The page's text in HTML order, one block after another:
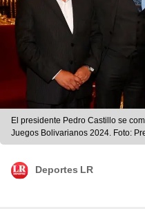
El presidente Pedro Castillo se
Juegos Bolivarianos 2024. Foto:
Deportes LR